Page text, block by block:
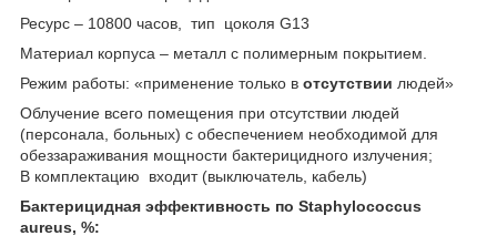
Ресурс – 10800 часов, тип цоколя G13
Материал корпуса – металл с полимерным покрытием.
Режим работы: «применение только в отсутствии людей»
Облучение всего помещения при отсутствии людей
(персонала, больных) с обеспечением необходимой для
обеззараживания мощности бактерицидного излучения;
В комплектацию входит (выключатель, кабель)
Бактерицидная эффективность по Staphylococcus
aureus, %: